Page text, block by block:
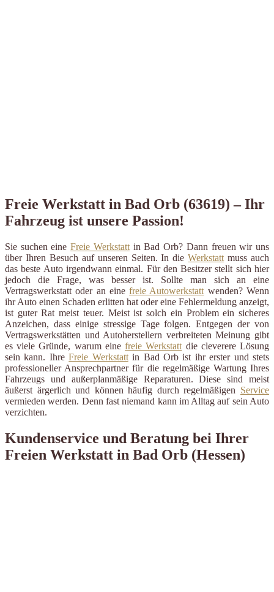
Freie Werkstatt in Bad Orb (63619) – Ihr
Fahrzeug ist unsere Passion!
Sie suchen eineFreie Werkstattin Bad Orb? Dann freuen wir uns
über Ihren Besuch auf unseren Seiten. In dieWerkstatt muss auch
das beste Auto irgendwann einmal. Für den Besitzer stellt sich hier
jedoch die Frage, was besser ist. Sollte man sich an eine
Vertragswerkstatt oder an einefreie Autowerkstatt wenden? Wenn
ihr Auto einen Schaden erlitten hat oder eine Fehlermeldung anzeigt,
ist guter Rat meist teuer. Meist ist solch ein Problem ein sicheres
Anzeichen, dass einige stressige Tage folgen. Entgegen der von
Vertragswerkstätten und Autoherstellern verbreiteten Meinung gibt
es viele Gründe, warum einefreie Werkstatt die cleverere Lösung
sein kann. IhreFreie Werkstattin Bad Orb ist ihr erster und stets
professioneller Ansprechpartner für die regelmäßige Wartung Ihres
Fahrzeugs und außerplanmäßige Reparaturen. Diese sind meist
äußerst ärgerlich und können häufig durch regelmäßigen Service
vermieden werden. Denn fast niemand kann im Alltag auf sein Auto
verzichten.
Kundenservice und Beratung bei Ihrer
Freien Werkstatt in Bad Orb (Hessen)